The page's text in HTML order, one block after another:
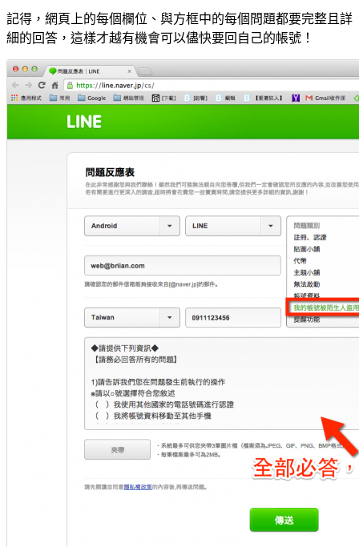
記得，網頁上的每個欄位、與方框中的每個問題都要完整且詳
細的回答，這樣才越有機會可以儘快要回自己的帳號！